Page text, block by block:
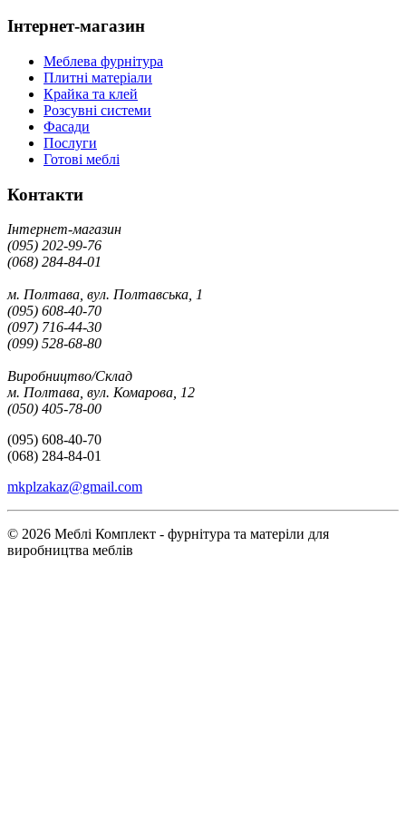
Інтернет-магазин
Меблева фурнітура
Плитні матеріали
Крайка та клей
Розсувні системи
Фасади
Послуги
Готові меблі
Контакти
Інтернет-магазин
(095) 202-99-76
(068) 284-84-01
м. Полтава, вул. Полтавська, 1
(095) 608-40-70
(097) 716-44-30
(099) 528-68-80
Виробництво/Склад
м. Полтава, вул. Комарова, 12
(050) 405-78-00
(095) 608-40-70
(068) 284-84-01
mkplzakaz@gmail.com
© 2026 Меблі Комплект - фурнітура та матеріли для
виробництва меблів